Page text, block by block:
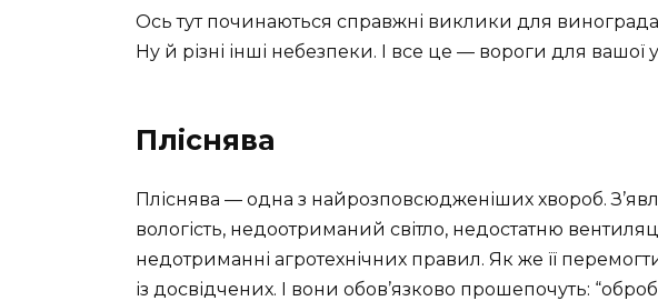
Ось тут починаються справжні виклики для
Ну й різні інші небезпеки. І все це — вороги для вашої
Пліснява
Пліснява — одна з найрозповсюдженіших хвороб.
вологість, недоотриманий світло, недостатню
недотриманні агротехнічних правил. Як же її
із досвідчених. І вони обов’язково прошепочуть: